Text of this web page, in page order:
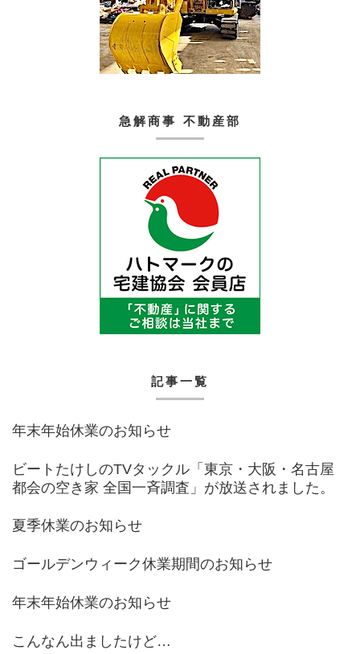
急解商事 不動産部
記事一覧
年末年始休業のお知らせ
ビートたけしのTVタックル「東京・大阪・名古屋
都会の空き家 全国一斉調査」が放送されました。
夏季休業のお知らせ
ゴールデンウィーク休業期間のお知らせ
年末年始休業のお知らせ
こんなん出ましたけど…